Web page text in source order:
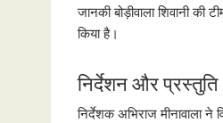
जानकी बोड़ीवाला शिवानी
किया है।
निर्देशन और प्रस्तुति
निर्देशक अभिराज मीनावाला